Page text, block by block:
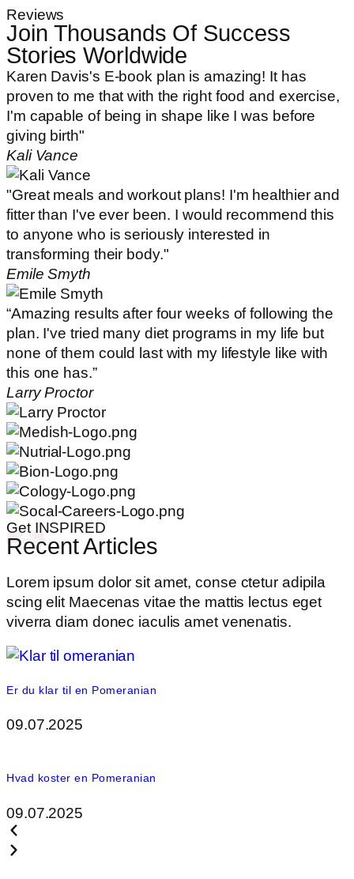
Reviews
Join Thousands Of Success
Stories Worldwide
Karen Davis's E-book plan is amazing! It has
proven to me that with the right food and exercise,
I'm capable of being in shape like I was before
giving birth"
Kali Vance
"Great meals and workout plans! I'm healthier and
fitter than I've ever been. I would recommend this
to anyone who is seriously interested in
transforming their body."
Emile Smyth
“Amazing results after four weeks of following the
plan. I've tried many diet programs in my life but
none of them could last with my lifestyle like with
this one has.”
Larry Proctor
Get INSPIRED
Recent Articles
Lorem ipsum dolor sit amet, conse ctetur adipila
scing elit Maecenas vitae the mattis lectus eget
viverra diam donec iaculis amet venenatis.
Er du klar til en Pomeranian
09.07.2025
Hvad koster en Pomeranian
09.07.2025